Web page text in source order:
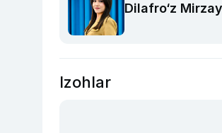
Dilafro‘z
Izohlar